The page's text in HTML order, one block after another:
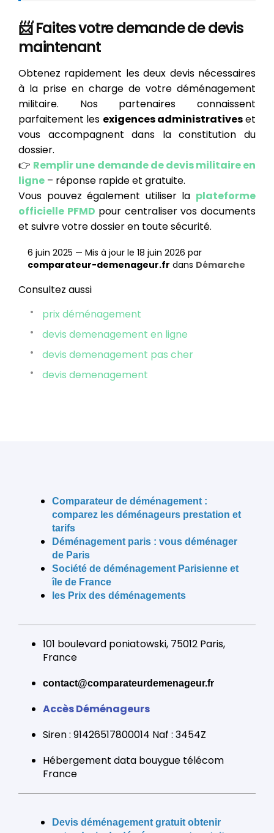
📨 Faites votre demande de devis
maintenant
Obtenez rapidement les deux devis nécessaires
à la prise en charge de votre déménagement
militaire. Nos partenaires connaissent
parfaitement les exigences administrativeset
vous accompagnent dans la constitution du
dossier.
👉 Remplir une demande de devis militaire en
ligne – réponse rapide et gratuite.
Vous pouvez également utiliser la plateforme
officielle PFMD pour centraliser vos documents
et suivre votre dossier en toute sécurité.
6 juin 2025 — Mis à jour le 18 juin 2026 par
comparateur-demenageur.fr dans Démarche
Consultez aussi
prix déménagement
devis demenagement en ligne
devis demenagement pas cher
devis demenagement
Comparateur de déménagement :
comparez les déménageurs prestation et
tarifs
Déménagement paris : vous déménager
de Paris
Société de déménagement Parisienne et
île de France
les Prix des déménagements
101 boulevard poniatowski, 75012 Paris,
France
contact@comparateurdemenageur.fr
Accès Déménageurs
Siren : 91426517800014 Naf : 3454Z
Hébergement data bouygue télécom
France
Devis déménagement gratuit obtenir